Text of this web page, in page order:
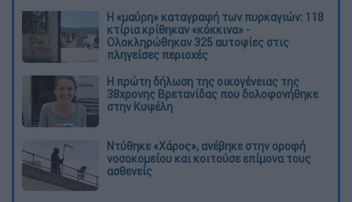
Η «μαύρη» καταγραφή των πυρκαγιών: 118
κτίρια κρίθηκαν «κόκκινα» -
Ολοκληρώθηκαν 325 αυτοψίες στις
πληγείσες περιοχές
Η πρώτη δήλωση της οικογένειας της
38χρονης Βρετανίδας που δολοφονήθηκε
στην Κυψέλη
Ντύθηκε «Χάρος», ανέβηκε στην οροφή
νοσοκομείου και κοιτούσε επίμονα τους
ασθενείς